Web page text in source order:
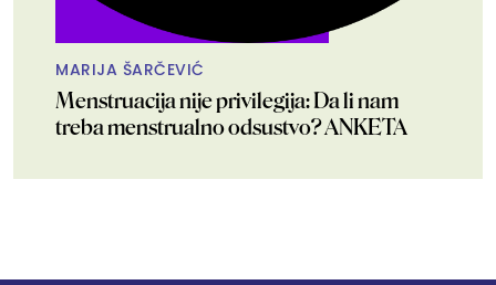
MARIJA ŠARČEVIĆ
Menstruacija nije privilegija: Da li nam
treba menstrualno odsustvo? ANKETA